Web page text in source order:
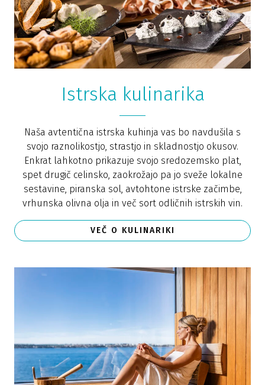
Istrska kulinarika
Naša avtentična istrska kuhinja vas bo navdušila s
svojo raznolikostjo, strastjo in skladnostjo okusov.
Enkrat lahkotno prikazuje svojo sredozemsko plat,
spet drugič celinsko, zaokrožajo pa jo sveže lokalne
sestavine, piranska sol, avtohtone istrske začimbe,
vrhunska olivna olja in več sort odličnih istrskih vin.
VEČ O KULINARIKI